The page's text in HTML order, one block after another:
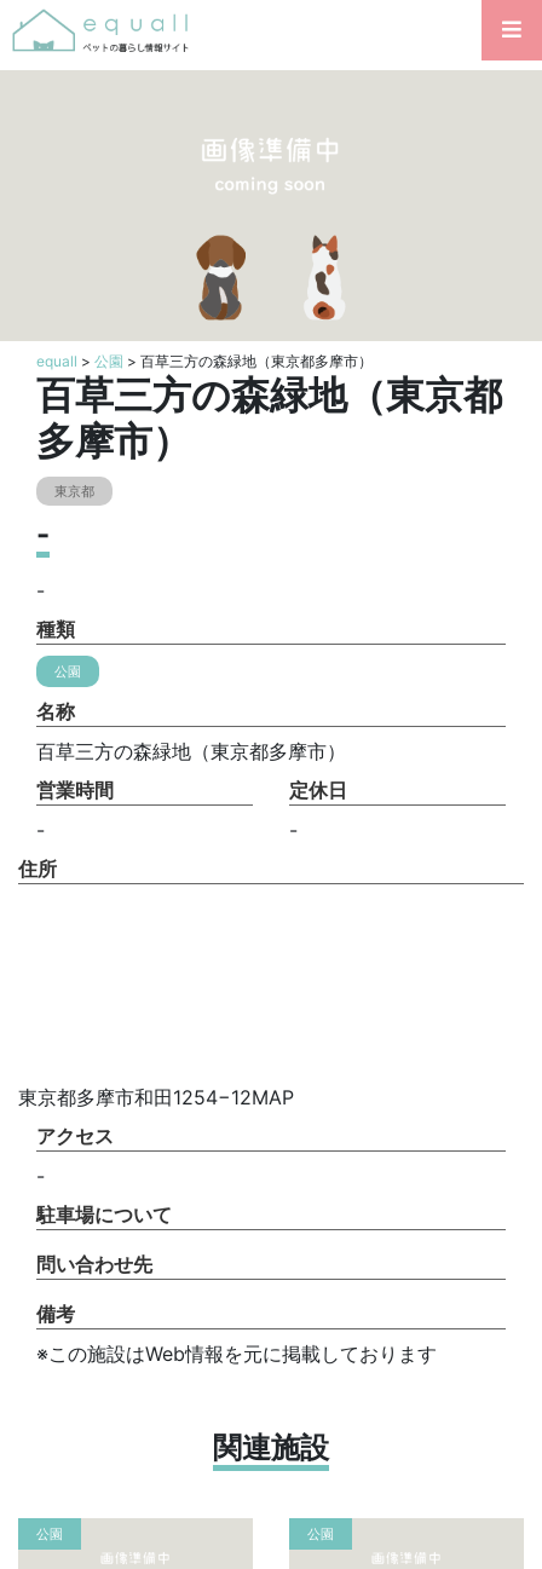
equall > 公園 > 百草三方の森緑地（東京都多摩市）
百草三方の森緑地（東京都
多摩市）
東京都
-
-
種類
公園
名称
百草三方の森緑地（東京都多摩市）
営業時間
-
定休日
-
住所
東京都多摩市和田1254−12MAP
アクセス
-
駐車場について
問い合わせ先
備考
※この施設はWeb情報を元に掲載しております
関連施設
公園 公園